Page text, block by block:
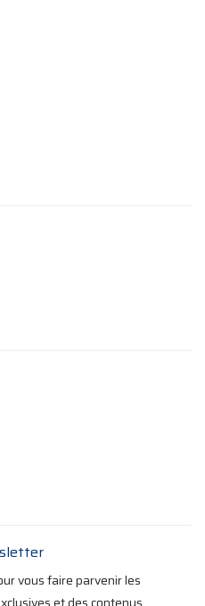
vous faire parvenir les